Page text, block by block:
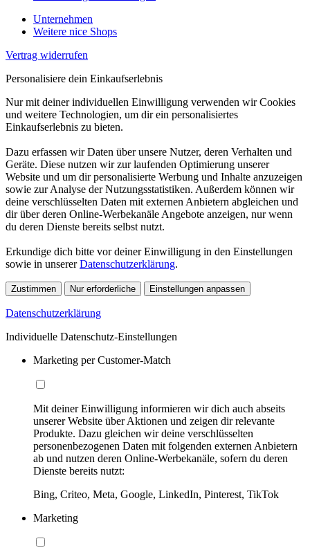
Unternehmen
Weitere nice Shops
Vertrag widerrufen
Personalisiere dein Einkaufserlebnis
Nur mit deiner individuellen Einwilligung verwenden wir Cookies
und weitere Technologien, um dir ein personalisiertes
Einkaufserlebnis zu bieten.
Dazu erfassen wir Daten über unsere Nutzer, deren Verhalten und
Geräte. Diese nutzen wir zur laufenden Optimierung unserer
Website und um dir personalisierte Werbung und Inhalte anzuzeigen
sowie zur Analyse der Nutzungsstatistiken. Außerdem können wir
deine verschlüsselten Daten mit externen Anbietern abgleichen und
dir über deren Online-Werbekanäle Angebote anzeigen, nur wenn
du deren Dienste bereits selbst nutzt.
Erkundige dich bitte vor deiner Einwilligung in den Einstellungen
sowie in unsererDatenschutzerklärung.
Zustimmen Nur erforderliche Einstellungen anpassen
Datenschutzerklärung
Individuelle Datenschutz-Einstellungen
Marketing per Customer-Match
Mit deiner Einwilligung informieren wir dich auch abseits
unserer Website über Aktionen und zeigen dir relevante
Produkte. Dazu gleichen wir deine verschlüsselten
personenbezogenen Daten mit folgenden externen Anbietern
ab und nutzen deren Online-Werbekanäle, sofern du deren
Dienste bereits nutzt:
Bing, Criteo, Meta, Google, LinkedIn, Pinterest, TikTok
Marketing